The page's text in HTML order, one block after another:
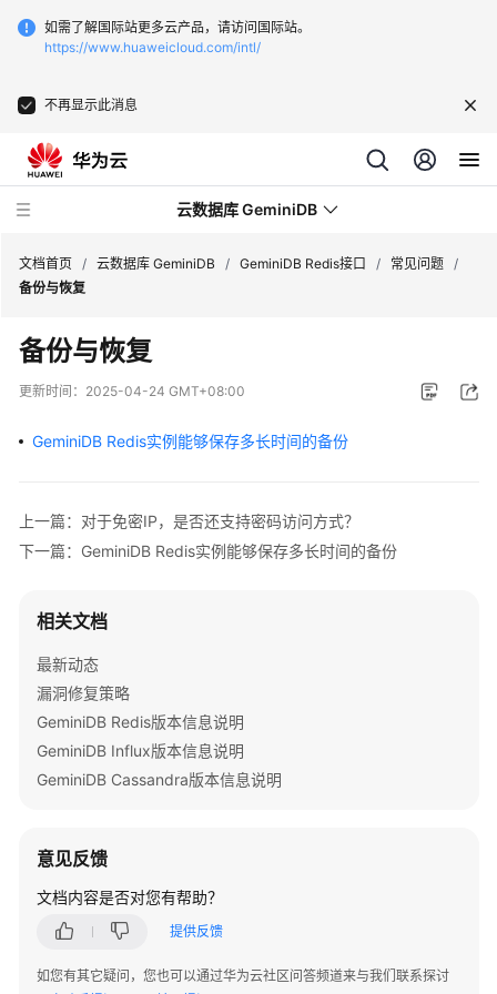
如需了解国际站更多云产品，请访问国际站。
https://www.huaweicloud.com/intl/
不再显示此消息
云数据库 GeminiDB
最
新
动
告
介
绍
GeminiDB
Redis
接
口
品
绍
费
文档首页 / 云数据库 GeminiDB / GeminiDB Redis接口 / 常见问题 /
备份与恢复
备份与恢复
更新时间： 2025-04-24 GMT+08:00
GeminiDB Redis实例能够保存多长时间的备份
上一篇：对于免密IP，是否还支持密码访问方式？
下一篇：GeminiDB Redis实例能够保存多长时间的备份
相关文档
最新动态
漏洞修复策略
GeminiDB Redis版本信息说明
GeminiDB Influx版本信息说明
GeminiDB Cassandra版本信息说明
意见反馈
文档内容是否对您有帮助？
提供反馈
如您有其它疑问，您也可以通过华为云社区问答频道来与我们联系探讨